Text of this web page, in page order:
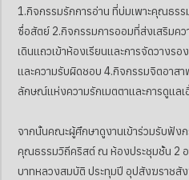
1.กิจกรรมรักการอ่าน ที่บ่มเพาะคุณธรร
ซื่อสัตย์ 2.กิจกรรมการออมที่ส่งเสริมค
เดินแถวเข้าห้องเรียนและการจัดวางรอ
และความรับผิดชอบ 4.กิจกรรมจิตอาส
ลักษณ์แห่งความรักเมตตาและการดูแล
จากนั้นคณะผู้ศึกษาดูงานเข้าร่วมรับฟังก
คุณธรรมวิถีคริสต์ ณ ห้องประชุมชั้น 2 อ
บาทหลวงสมบัติ ประทุมปี อุปสังฆราชสั